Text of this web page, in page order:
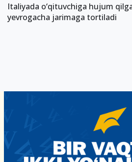
Italiyada o‘qituvchiga hujum
yevrogacha jarimaga tortiladi